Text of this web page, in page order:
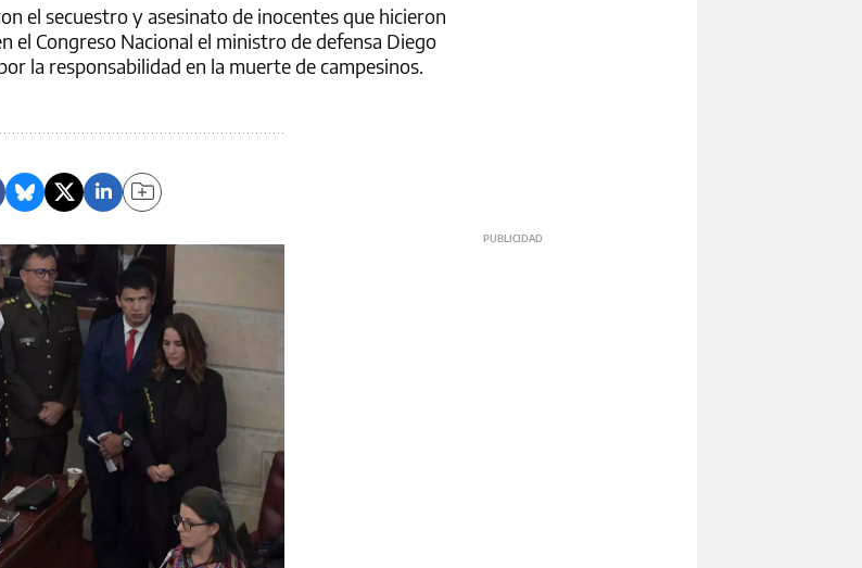
el secuestro y asesinato de inocentes que hicieron
Congreso Nacional el ministro de defensa Diego
la responsabilidad en la muerte de campesinos.